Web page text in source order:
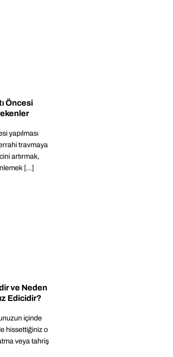
Öncesi
yapılması
travmaya
artırmak,
[...]
ve Neden
Edicidir?
içinde
hissettiğiniz o
veya tahriş